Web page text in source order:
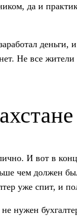
да и
деньги,
Не все
И вот в
чем
уже спит, и
нужен